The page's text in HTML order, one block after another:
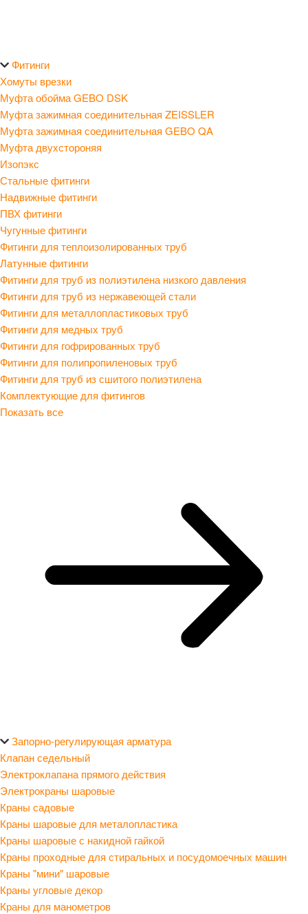
Фитинги
Хомуты врезки
Муфта обойма GEBO DSK
Муфта зажимная соединительная ZEISSLER
Муфта зажимная соединительная GEBO QA
Муфта двухстороняя
Изопэкс
Стальные фитинги
Надвижные фитинги
ПВХ фитинги
Чугунные фитинги
Фитинги для теплоизолированных труб
Латунные фитинги
Фитинги для труб из полиэтилена низкого давления
Фитинги для труб из нержавеющей стали
Фитинги для металлопластиковых труб
Фитинги для медных труб
Фитинги для гофрированных труб
Фитинги для полипропиленовых труб
Фитинги для труб из сшитого полиэтилена
Комплектующие для фитингов
Показать все
Запорно-регулирующая арматура
Клапан седельный
Электроклапана прямого действия
Электрокраны шаровые
Краны садовые
Краны шаровые для металопластика
Краны шаровые с накидной гайкой
Краны проходные для стиральных и посудомоечных машин
Краны "мини" шаровые
Краны угловые декор
Краны для манометров